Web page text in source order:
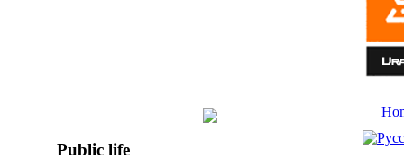
Public life